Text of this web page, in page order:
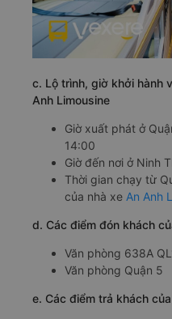
c. Lộ trình, giờ khởi hành
Anh Limousine
Giờ xuất phát ở
14:00
Giờ đến nơi ở Ninh
Thời gian chạy từ
của nhà xe An Anh
d. Các điểm đón khách
Văn phòng 638A
Văn phòng Quận 5
e. Các điểm trả khách